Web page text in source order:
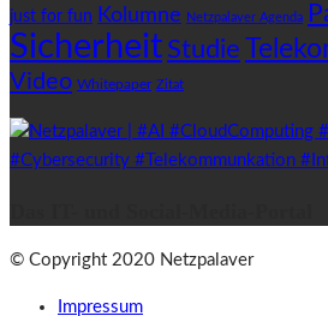
just for fun Kolumne Netzpalaver Agenda
Sicherheit Studie
Video Whitepaper Zitat
© Copyright 2020 Netzpalaver
Impressum